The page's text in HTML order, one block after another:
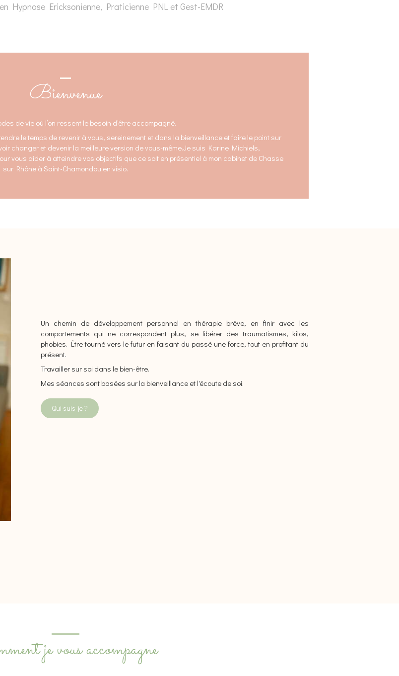
Hypnose Ericksonienne, Praticienne PNL et Gest-EMDR
Bienvenue
de vie où l’on ressent le besoin d’être accompagné.
le temps de revenir à vous, sereinement et dans la bienveillance et faire le point sur
changer et devenir la meilleure version de vous-même.Je suis Karine Michiels,
vous aider à atteindre vos objectifs que ce soit en présentiel à mon cabinet de Chasse
sur Rhône à Saint-Chamondou en visio.
Un chemin de développement personnel en thérapie brève, en finir avec les
comportements qui ne correspondent plus, se libérer des traumatismes, kilos,
phobies. Être tourné vers le futur en faisant du passé une force, tout en profitant du
présent.
Travailler sur soi dans le bien-être.
Mes séances sont basées sur la bienveillance et l'écoute de soi.
Qui suis-je ?
je vous accompagne